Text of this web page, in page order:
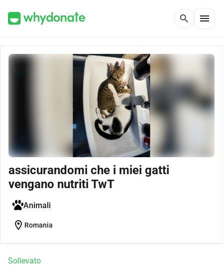
search menu
assicurandomi che i miei gatti
vengano nutriti TwT
Animali
location_on Romania
Sollevato